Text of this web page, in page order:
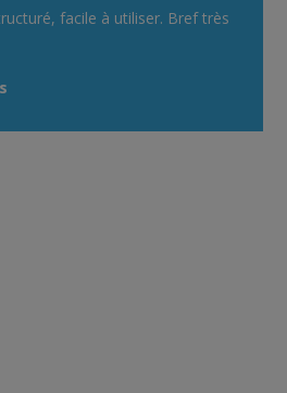
facile à utiliser. Bref très